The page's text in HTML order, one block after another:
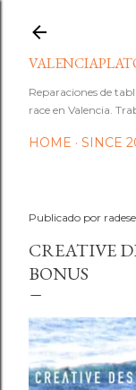
Reparaciones de
race en Valencia.
HOME SINCE
Publicado por
CREATIVE
BONUS